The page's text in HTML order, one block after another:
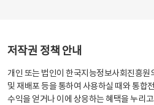
저작권 정책 안내
개인 또는 법인이 한국지능정보사회진흥원
및 재배포 등을 통하여 사용하실 때와 통합
수익을 얻거나 이에 상응하는 혜택을 누리